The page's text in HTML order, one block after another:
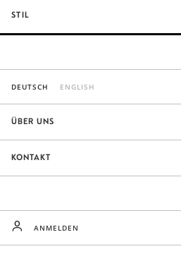
STIL
DEUTSCH ENGLISH
ÜBER UNS
KONTAKT
ANMELDEN